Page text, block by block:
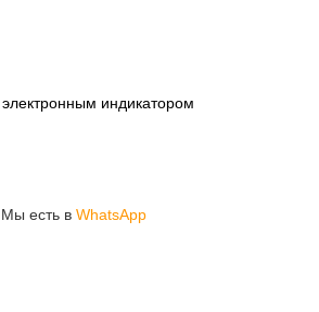
индикатором
Мы есть в WhatsApp